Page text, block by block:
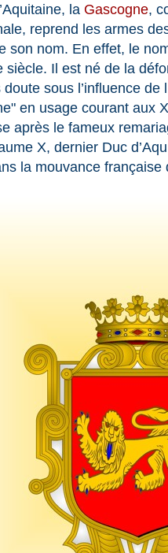
la Gascogne,
reprend les armes
son nom. En effet, le
siècle. Il est né de la
sous l’influence de
en usage courant aux
après le fameux
X, dernier Duc
la mouvance française